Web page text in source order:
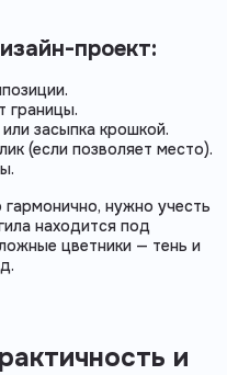
проект:
границы.
засыпка крошкой.
(если позволяет место).
нужно учесть
находится под
цветники — тень и
и